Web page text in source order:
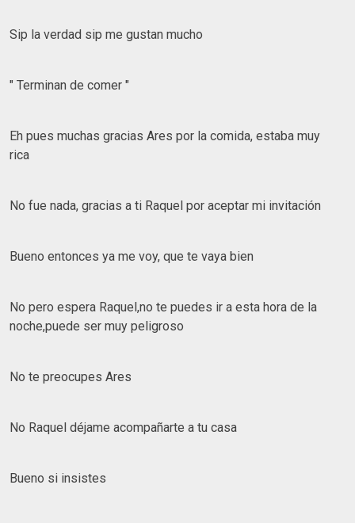
Sip la verdad sip me gustan mucho
" Terminan de comer "
Eh pues muchas gracias Ares por la comida, estaba muy
rica
No fue nada, gracias a ti Raquel por aceptar mi invitación
Bueno entonces ya me voy, que te vaya bien
No pero espera Raquel,no te puedes ir a esta hora de la
noche,puede ser muy peligroso
No te preocupes Ares
No Raquel déjame acompañarte a tu casa
Bueno si insistes